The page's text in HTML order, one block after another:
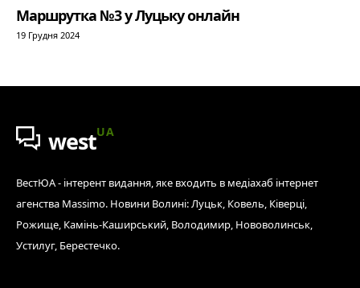
Маршрутка №3 у Луцьку онлайн
19 Грудня 2024
westUA
ВестЮА - інтерент видання, яке входить в медіахаб інтернет
агенства Massimo. Новини Волині: Луцьк, Ковель, Ківерці,
Рожище, Камінь-Каширський, Володимир, Нововолинськ,
Устилуг, Берестечко.